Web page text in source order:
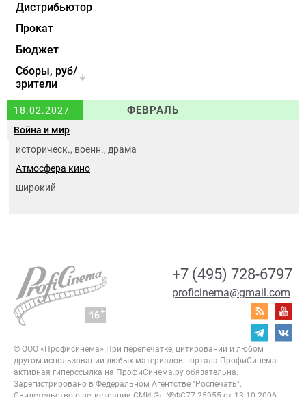
Дистрибьютор
Прокат
Бюджет
Cборы, руб/
зрители
18.02.2027 ФЕВРАЛЬ
Война и мир
историческ., военн., драма
Атмосфера кино
широкий
+7 (495) 728-6797
proficinema@gmail.com
© ООО «Профисинема» При перепечатке, цитировании и любом
другом использовании любых материалов портала ПрофиСинема
активная гиперссылка на ПрофиСинема.ру обязательна.
Зарегистрировано в Федеральном Агентстве "Роспечать".